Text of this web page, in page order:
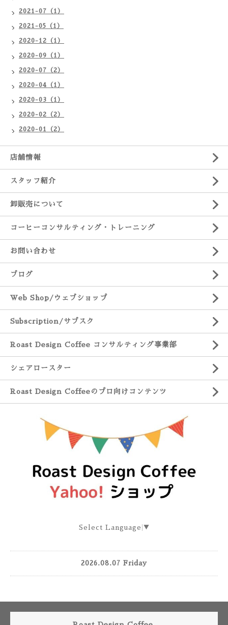
2021-07（1）
2021-05（1）
2020-12（1）
2020-09（1）
2020-07（2）
2020-04（1）
2020-03（1）
2020-02（2）
2020-01（2）
店舗情報
スタッフ紹介
卸販売について
コーヒーコンサルティング・トレーニング
お問い合わせ
ブログ
Web Shop/ウェブショップ
Subscription/サブスク
Roast Design Coffee コンサルティング事業部
シェアロースター
Roast Design Coffeeのプロ向けコンテンツ
Select Language ▼
2026.08.07 Friday